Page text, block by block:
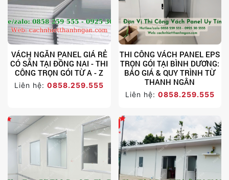
VÁCH NGĂN PANEL GIÁ RẺ
CÓ SẴN TẠI ĐỒNG NAI - THI
CÔNG TRỌN GÓI TỪ A - Z
Liên hệ:0858.259.555
THI CÔNG VÁCH PANEL EPS
TRỌN GÓI TẠI BÌNH DƯƠNG:
BÁO GIÁ & QUY TRÌNH TỪ
THANH NGÂN
Liên hệ: 0858.259.555